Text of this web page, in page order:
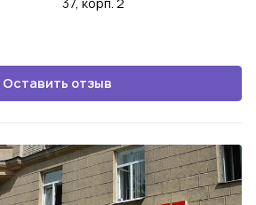
Оставить отзыв